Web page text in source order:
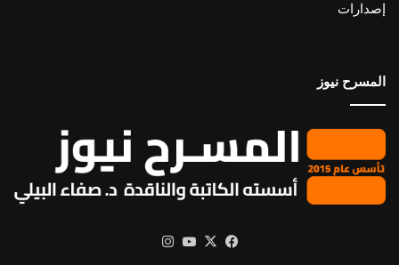
إصدارات
المسرح نيوز
فيسبوك
X يوتيوب